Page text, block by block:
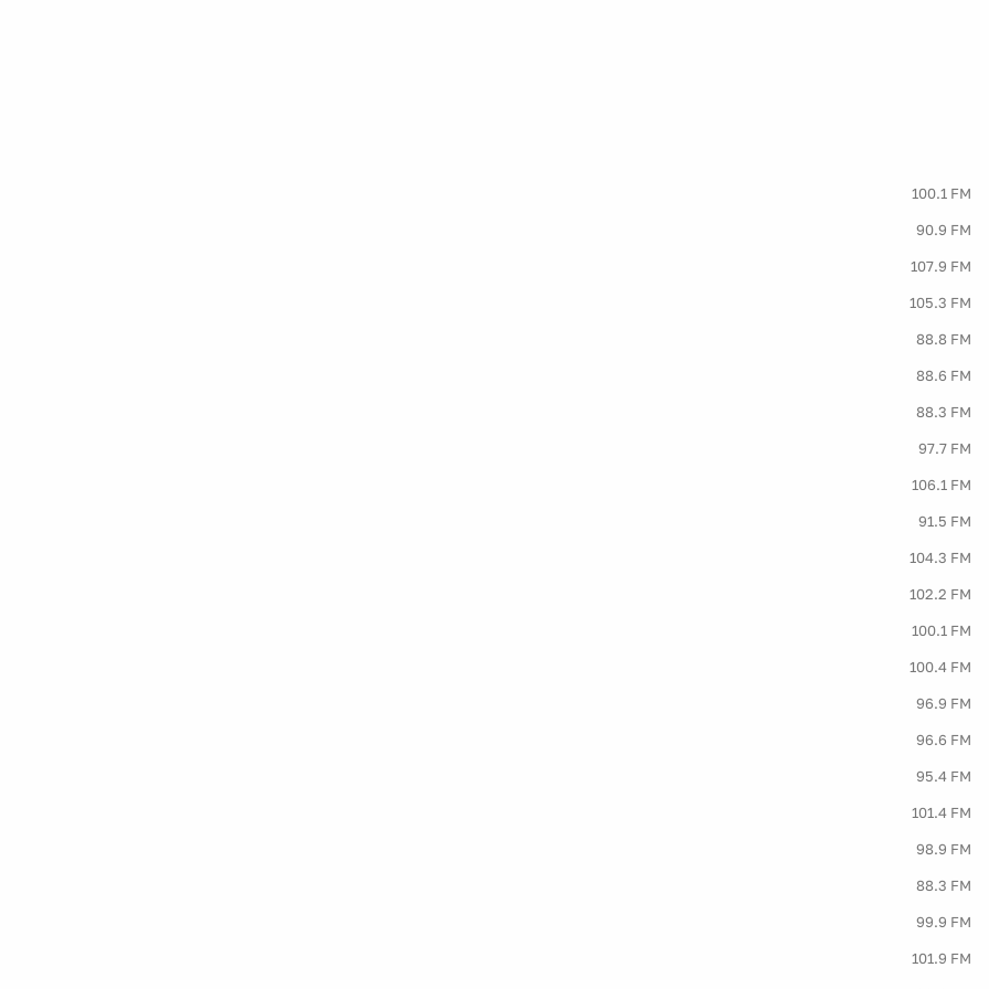
100.1 FM
90.9 FM
107.9 FM
105.3 FM
88.8 FM
88.6 FM
88.3 FM
97.7 FM
106.1 FM
91.5 FM
104.3 FM
102.2 FM
100.1 FM
100.4 FM
96.9 FM
96.6 FM
95.4 FM
101.4 FM
98.9 FM
88.3 FM
99.9 FM
101.9 FM